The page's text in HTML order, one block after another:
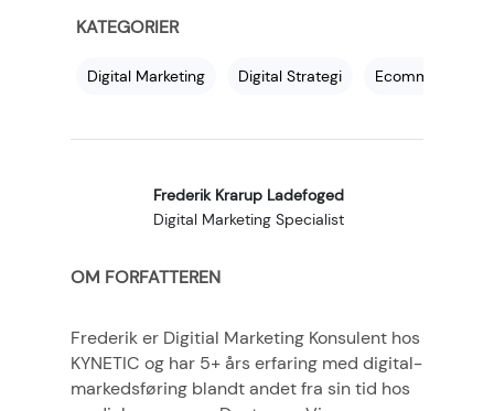
KATEGORIER
Digital Marketing Digital Strategi Ecommerce
Frederik Krarup Ladefoged
Digital Marketing Specialist
OM FORFATTEREN
Frederik er Digitial Marketing Konsulent hos
KYNETIC og har 5+ års erfaring med digital-
markedsføring blandt andet fra sin tid hos